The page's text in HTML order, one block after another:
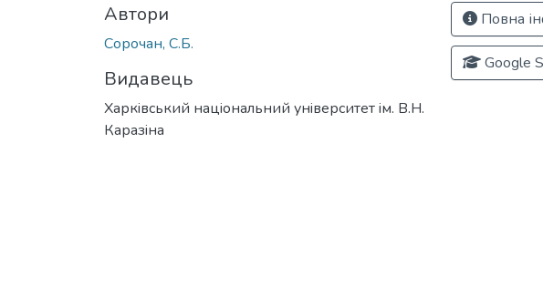
Автори
Сорочан, С.Б.
Видавець
Харкiвський нацiональний унiверситет iм. В.Н.
Каразiна
Повна
Google